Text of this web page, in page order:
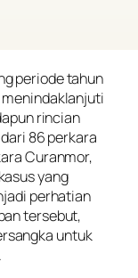
periode tahun
rincian
86 perkara
Curanmor,
yang
perhatian
tersebut,
untuk